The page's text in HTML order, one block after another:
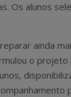
Os alunos
ainda
o